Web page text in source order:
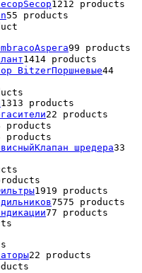
Secop1212 products
55 products
Аspera99 products
1414 products
Поршневые44
1313 products
22 products
products
products
Клапан шредера33
1919 products
7575 products
77 products
22 products